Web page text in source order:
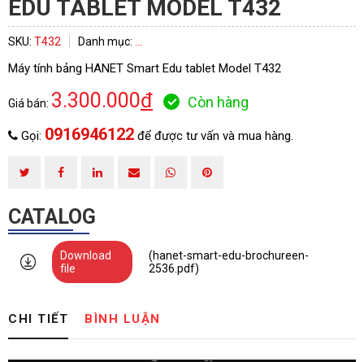
EDU TABLET MODEL T432
SKU: T432 Danh mục:
Máy tính bảng HANET Smart Edu tablet Model T432
Giá bán: 3.300.000đ Còn hàng
Gọi: 0916946122 để được tư vấn và mua hàng.
CATALOG
Download
file
(hanet-smart-edu-brochureen-
2536.pdf)
CHI TIẾT BÌNH LUẬN